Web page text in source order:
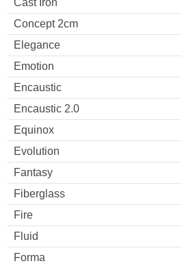
Concept 2cm
Elegance
Emotion
Encaustic
Encaustic 2.0
Equinox
Evolution
Fantasy
Fiberglass
Fire
Fluid
Forma